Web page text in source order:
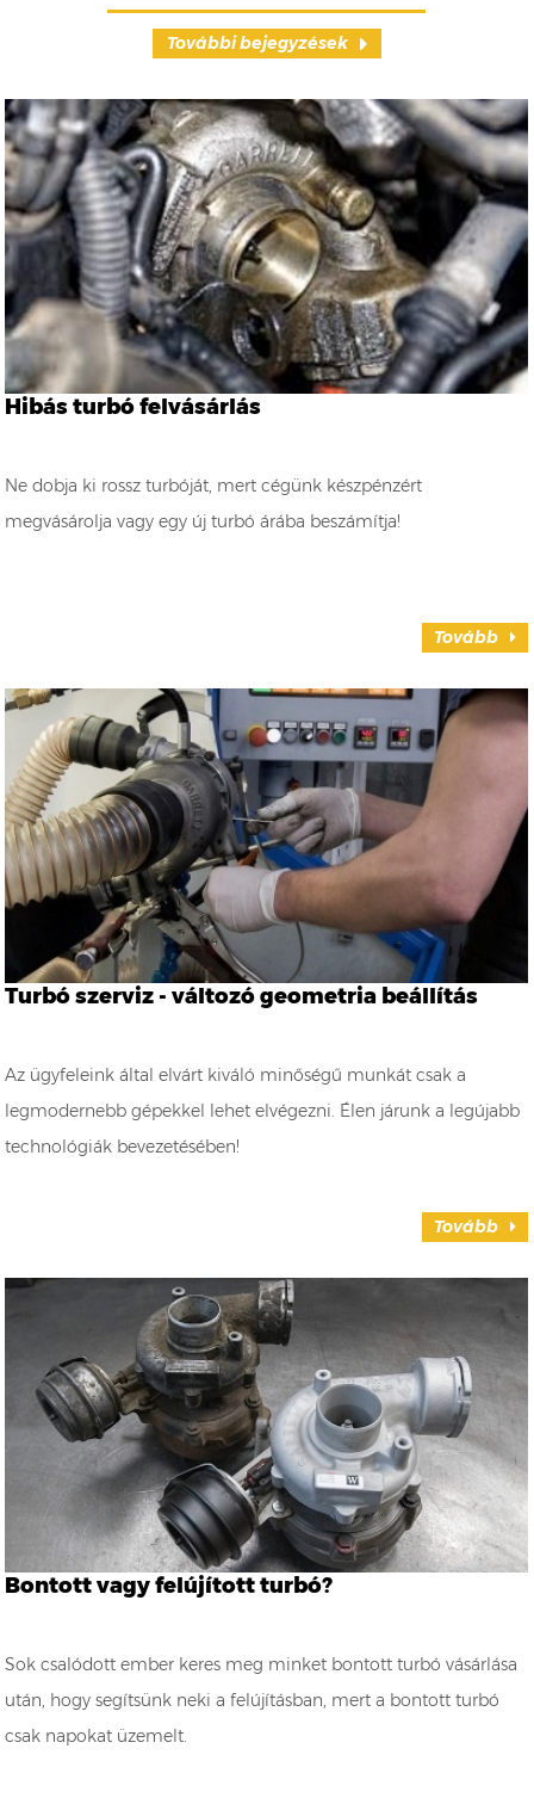
További bejegyzések
Hibás turbó felvásárlás
Ne dobja ki rossz turbóját, mert cégünk készpénzért
megvásárolja vagy egy új turbó árába beszámítja!
Tovább
Turbó szerviz - változó geometria beállítás
Az ügyfeleink által elvárt kiváló minőségű munkát csak a
legmodernebb gépekkel lehet elvégezni. Élen járunk a legújabb
technológiák bevezetésében!
Tovább
Bontott vagy felújított turbó?
Sok csalódott ember keres meg minket bontott turbó vásárlása
után, hogy segítsünk neki a felújításban, mert a bontott turbó
csak napokat üzemelt.